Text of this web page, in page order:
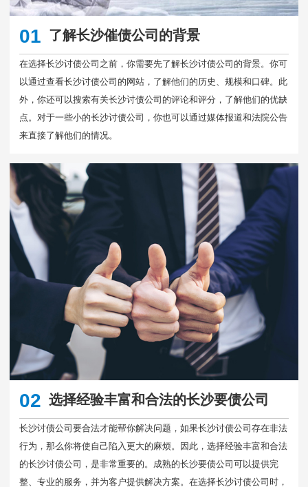
01 了解长沙催债公司的背景
在选择长沙讨债公司之前，你需要先了解长沙讨债公司的背景。你可
以通过查看长沙讨债公司的网站，了解他们的历史、规模和口碑。此
外，你还可以搜索有关长沙讨债公司的评论和评分，了解他们的优缺
点。对于一些小的长沙讨债公司，你也可以通过媒体报道和法院公告
来直接了解他们的情况。
02 选择经验丰富和合法的长沙要债公司
长沙讨债公司要合法才能帮你解决问题，如果长沙讨债公司存在非法
行为，那么你将使自己陷入更大的麻烦。因此，选择经验丰富和合法
的长沙讨债公司，是非常重要的。成熟的长沙要债公司可以提供完
整、专业的服务，并为客户提供解决方案。在选择长沙讨债公司时，